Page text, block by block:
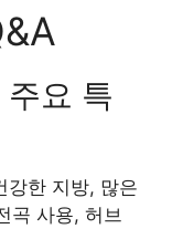
요 특
강한 지방, 많은
곡 사용, 허브